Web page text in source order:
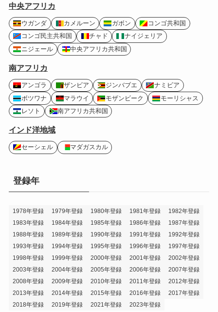
中央アフリカ
ウガンダ カメルーン ガボン
コンゴ共和国
コンゴ民主共和国
チャド
ナイジェリア
ニジェール
中央アフリカ共和国
南アフリカ
アンゴラ ザンビア ジンバブエ
ナミビア
ボツワナ
マラウイ モザンビーク
モーリシャス
レソト
南アフリカ共和国
インド洋地域
セーシェル マダガスカル
登録年
1978年登録 1979年登録 1980年登録 1981年登録
1982年登録
1983年登録
1984年登録 1985年登録 1986年登録
1987年登録
1988年登録
1989年登録 1990年登録 1991年登録
1992年登録
1993年登録
1994年登録 1995年登録 1996年登録
1997年登録
1998年登録
1999年登録 2000年登録 2001年登録
2002年登録
2003年登録
2004年登録 2005年登録 2006年登録
2007年登録
2008年登録
2009年登録 2010年登録 2011年登録
2012年登録
2013年登録
2014年登録 2015年登録 2016年登録
2017年登録
2018年登録
2019年登録 2021年登録 2023年登録